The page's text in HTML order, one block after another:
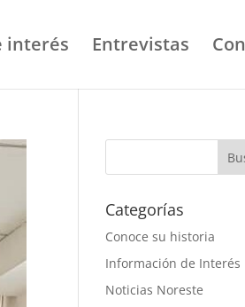
interés Entrevistas
Categorías
Conoce su historia
Información de Interés
Noticias Noreste